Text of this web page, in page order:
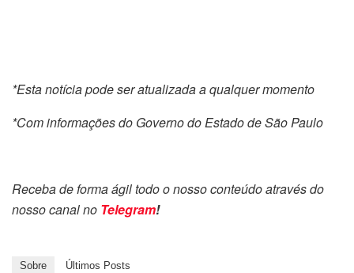
*Esta notícia pode ser atualizada a qualquer momento
*Com informações do Governo do Estado de São Paulo
Receba de forma ágil todo o nosso conteúdo através do
nosso canal no Telegram!
Sobre Últimos Posts